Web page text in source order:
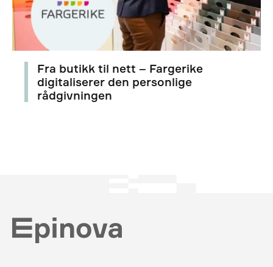
Fra butikk til nett – Fargerike
digitaliserer den personlige
rådgivningen